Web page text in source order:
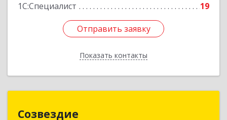
1С:Специалист
19
Отправить заявку
Показать контакты
Отправить заявку
Назад
Созвездие